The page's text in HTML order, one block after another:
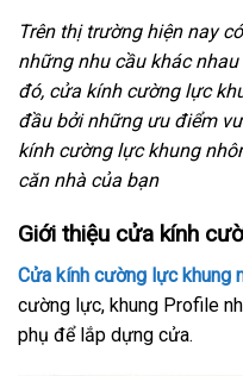
Trên thị trường hiện nay
những nhu cầu khác
đó, cửa kính cường lực
đầu bởi những ưu điểm
kính cường lực khung
căn nhà của bạn
Giới thiệu cửa kính
Cửa kính cường lực khung
cường lực, khung Profile
phụ để lắp dựng cửa.